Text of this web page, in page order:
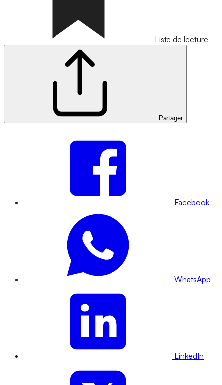
Liste de lecture
Partager
Facebook
WhatsApp
LinkedIn